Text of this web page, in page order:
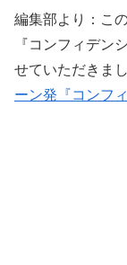
編集部より：こ
『コンフィデン
せていただきま
ーン発『コンフ